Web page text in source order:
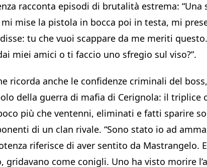
racconta episodi di brutalità estrema:
mise la pistola in bocca poi in testa, mi
tu che vuoi scappare da me meriti
miei amici o ti faccio uno sfregio sul viso?”.
ricorda anche le confidenze criminali del
della guerra di mafia di Cerignola: il triplice
più che ventenni, eliminati e fatti sparire
di un clan rivale. “Sono stato io ad
riferisce di aver sentito da Mastrangelo.
gridavano come conigli. Uno ha visto morire